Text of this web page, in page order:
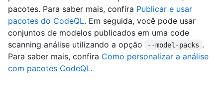
pacotes. Para saber mais, confira Publicar e usar
pacotes do CodeQL. Em seguida, você pode usar
conjuntos de modelos publicados em uma code
scanning análise utilizando a opção
--model-packs .
Para saber mais, confira Como personalizar a análise
com pacotes CodeQL.